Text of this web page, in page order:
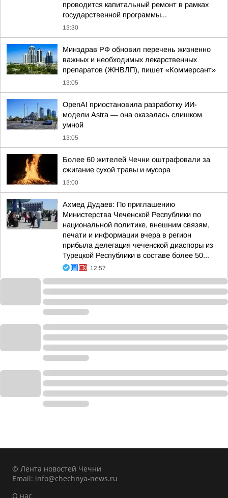
проводится капитальный ремонт в рамках
государственной программы...
13:30
Минздрав РФ обновил перечень жизненно
важных и необходимых лекарственных
препаратов (ЖНВЛП), пишет «Коммерсант»
13:05
OpenAI приостановила разработку ИИ-
модели Astra — она оказалась слишком
умной
13:05
Более 60 жителей Чечни оштрафовали за
сжигание сухой травы и мусора
13:00
Ахмед Дудаев: По приглашению
Министерства Чеченской Республики по
национальной политике, внешним связям,
печати и информации вчера в регион
прибыла делегация чеченской диаспоры из
Турецкой Республики в составе более 50...
12:57
© Лента новостей Чечни
Email: info@chechnya-news.ru
О нас